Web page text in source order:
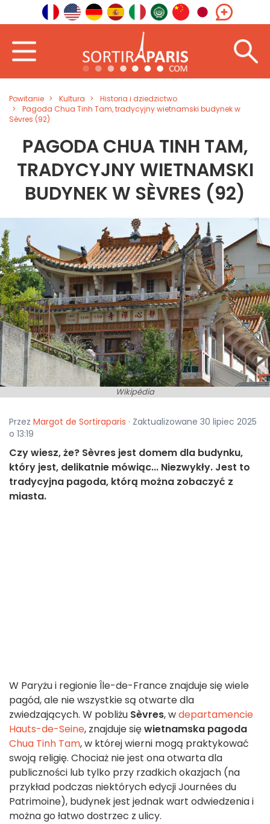
Powitanie Kultura
Historia i dziedzictwo
Pagoda Chua Tinh Tam, tradycyjny wietnamski budynek w
Sèvres (92)
PAGODA CHUA TINH TAM,
TRADYCYJNY WIETNAMSKI
BUDYNEK W SÈVRES (92)
Wikipédia
Przez Margot de Sortiraparis · Zaktualizowane 30 lipiec 2025
o 13:19
Czy wiesz, że? Sèvres jest domem dla budynku,
który jest, delikatnie mówiąc... Niezwykły. Jest to
tradycyjna pagoda, którą można zobaczyć z
miasta.
W Paryżu i regionie Île-de-France znajduje się wiele
pagód, ale nie wszystkie są otwarte dla
zwiedzających. W pobliżu Sèvres, wdepartamencie
Hauts-de-Seine, znajduje sięwietnamska pagoda
Chua Tinh Tam, w której wierni mogą praktykować
swoją religię. Chociaż nie jest ona otwarta dla
publiczności lub tylko przy rzadkich okazjach (na
przykład podczas niektórych edycji Journées du
Patrimoine), budynek jest jednak wart odwiedzenia i
można go łatwo dostrzec z ulicy.